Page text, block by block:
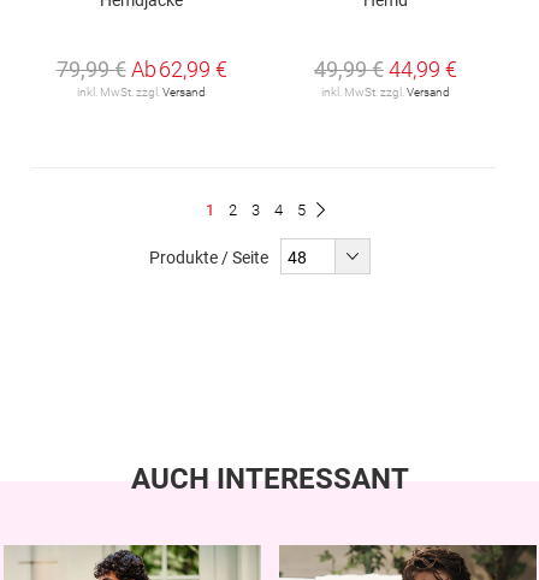
79,99 € Ab62,99 €
inkl. MwSt. zzgl. Versand
49,99 €44,99 €
inkl. MwSt. zzgl. Versand
Du
1 Seite
2 Seite
3 Seite
4 Seite
5
Produkte / Seite
AUCH INTERESSANT